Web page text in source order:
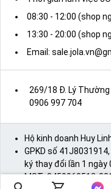
08:30 - 12:00 (shop
13:30 - 20:00 (shop
Email:
269/18 Đ. Lý
0906 997 704
Hộ kinh doanh Huy
GPKD số
ký thay đổi lần 1
MST: 8459060512-